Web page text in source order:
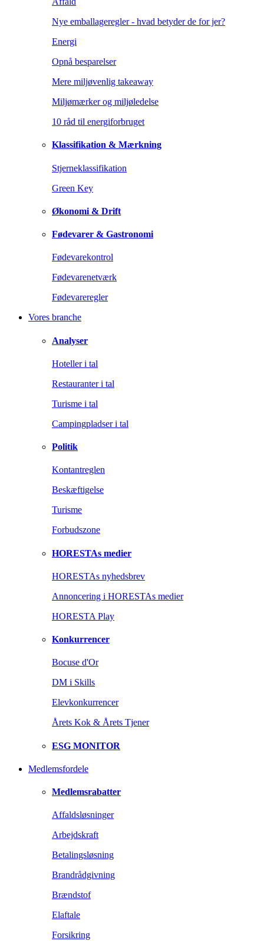
Nye emballageregler - hvad betyder de for jer?
Energi
Opnå besparelser
Mere miljøvenlig takeaway
Miljømærker og miljøledelse
10 råd til energiforbruget
Klassifikation & Mærkning
Stjerneklassifikation
Green Key
Økonomi & Drift
Fødevarer & Gastronomi
Fødevarekontrol
Fødevarenetværk
Fødevareregler
Vores branche
Analyser
Hoteller i tal
Restauranter i tal
Turisme i tal
Campingpladser i tal
Politik
Kontantreglen
Beskæftigelse
Turisme
Forbudszone
HORESTAs medier
HORESTAs nyhedsbrev
Annoncering i HORESTAs medier
HORESTA Play
Konkurrencer
Bocuse d'Or
DM i Skills
Elevkonkurrencer
Årets Kok & Årets Tjener
ESG MONITOR
Medlemsfordele
Medlemsrabatter
Affaldsløsninger
Arbejdskraft
Betalingsløsning
Brandrådgivning
Brændstof
Elaftale
Forsikring